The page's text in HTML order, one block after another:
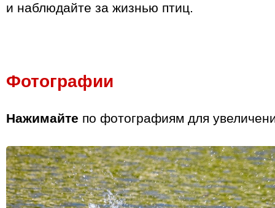
и наблюдайте за жизнью птиц.
Фотографии
Нажимайте по фотографиям для